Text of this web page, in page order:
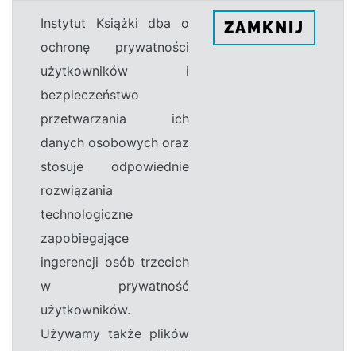
Instytut Książki dba o
ochronę prywatności
użytkowników i
bezpieczeństwo
przetwarzania ich
danych osobowych oraz
stosuje odpowiednie
rozwiązania
technologiczne
zapobiegające
ingerencji osób trzecich
w prywatność
użytkowników.
Używamy także plików
ZAMKNIJ